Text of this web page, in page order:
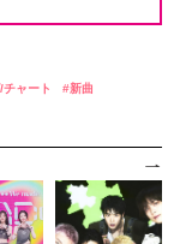
ャート 新曲